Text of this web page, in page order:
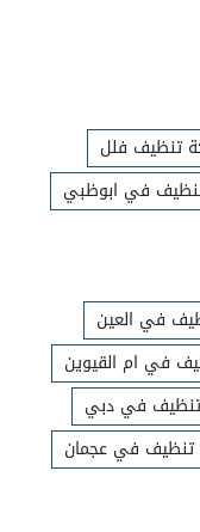
تنظيف فلل
في ابوظبي
في العين
في ام القيوين
في دبي
في عجمان